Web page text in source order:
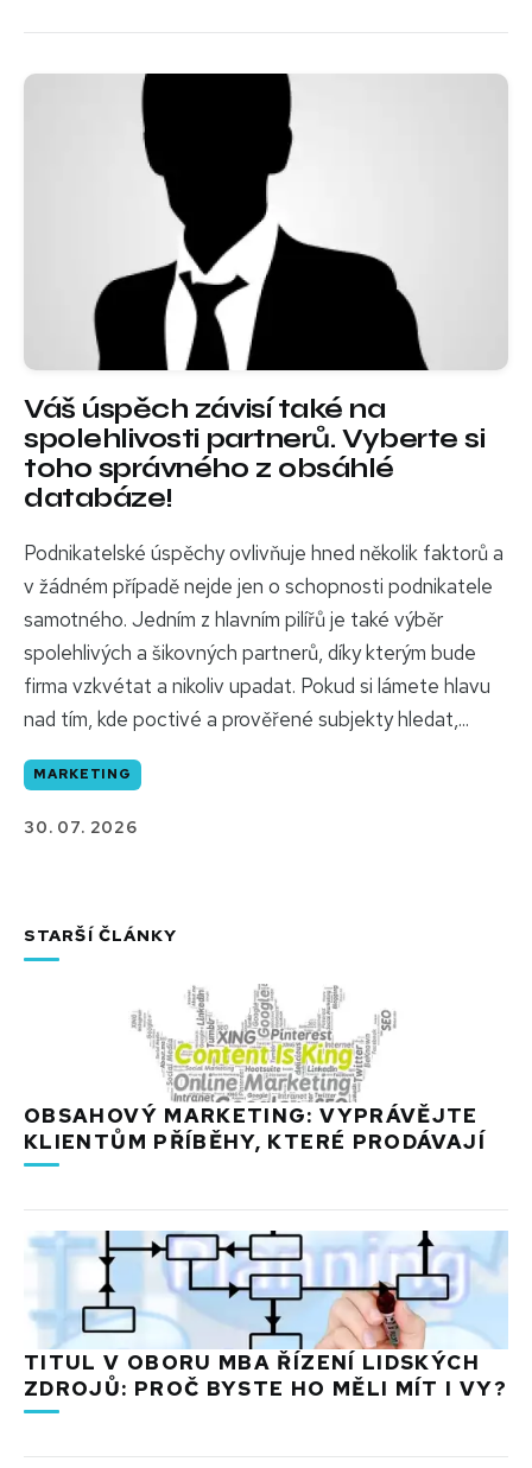
Váš úspěch závisí také na
spolehlivosti partnerů. Vyberte si
toho správného z obsáhlé
databáze!
Podnikatelské úspěchy ovlivňuje hned několik faktorů a
v žádném případě nejde jen o schopnosti podnikatele
samotného. Jedním z hlavním pilířů je také výběr
spolehlivých a šikovných partnerů, díky kterým bude
firma vzkvétat a nikoliv upadat. Pokud si lámete hlavu
nad tím, kde poctivé a prověřené subjekty hledat,...
MARKETING
30. 07. 2026
STARŠÍ ČLÁNKY
OBSAHOVÝ MARKETING: VYPRÁVĚJTE
KLIENTŮM PŘÍBĚHY, KTERÉ PRODÁVAJÍ
TITUL V OBORU MBA ŘÍZENÍ LIDSKÝCH
ZDROJŮ: PROČ BYSTE HO MĚLI MÍT I VY?